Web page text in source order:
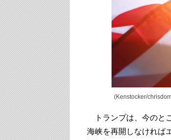
(Kenstocker/
トランプは、今のと
海峡を再開しなければ